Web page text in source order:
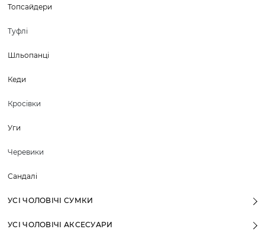
Топсайдери
Туфлі
Шльопанці
Кеди
Кросівки
Уги
Черевики
Сандалі
УСІ ЧОЛОВІЧІ СУМКИ
УСІ ЧОЛОВІЧІ АКСЕСУАРИ